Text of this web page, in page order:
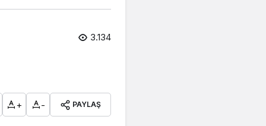
3.134
+ - PAYLAŞ